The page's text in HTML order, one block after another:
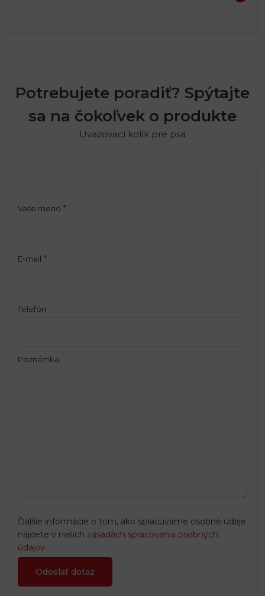
Potrebujete poradiť? Spýtajte
sa na čokoľvek o produkte
Uväzovací kolík pre psa
Vaše meno *
E-mail *
Telefón
Poznámka
Ďalšie informácie o tom, ako spracúvame osobné údaje
nájdete v našich zásadách spracovania osobných
údajov.